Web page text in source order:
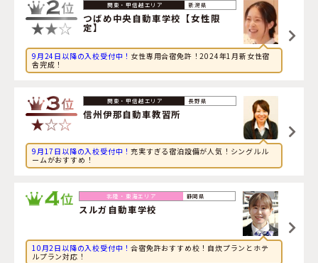
2026年8月7日
旅行に興味のある大学生が静岡県・
浜松自動車学校 浜松
校 に申し込みました。
2026年8月7日
新潟県
つばめ中央自動車学校【女性限
定】
9月24日以降の入校受付中！ 女性専用合宿免許！2024年1月新女性宿
舎完成！
長野県
信州伊那自動車教習所
9月17日以降の入校受付中！充実すぎる宿泊設備が人気！シングルル
ームがおすすめ！
静岡県
スルガ自動車学校
10月2日以降の入校受付中！合宿免許おすすめ校！自炊プランとホテ
ルプラン対応！